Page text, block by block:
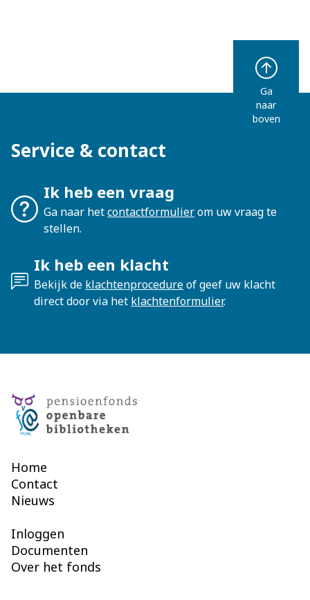
Ga
naar
boven
Service & contact
Ik heb een vraag
Ga naar hetcontactformulierom uw vraag te
stellen.
Ik heb een klacht
Bekijk de klachtenprocedureof geef uw klacht
direct door via het klachtenformulier.
Home
Contact
Nieuws
Inloggen
Documenten
Over het fonds